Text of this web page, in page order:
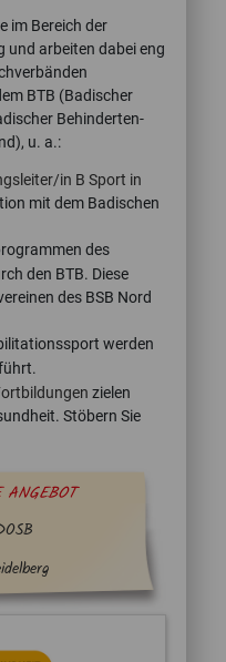
im Bereich der
und arbeiten dabei eng
BTB (Badischer
Behinderten-
u. a.:
in B Sport in
mit dem Badischen
des
den BTB. Diese
des BSB Nord
werden
zielen
Stöbern Sie